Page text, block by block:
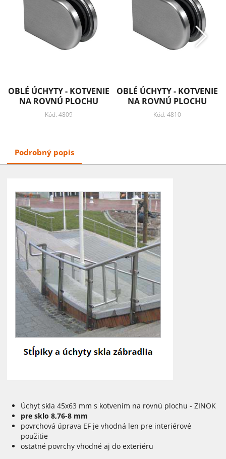
OBLÉ ÚCHYTY - KOTVENIE
NA ROVNÚ PLOCHU
Kód: 4809
OBLÉ ÚCHYTY - KOTVENIE
NA ROVNÚ PLOCHU
Kód: 4810
Podrobný popis
Úchyt skla 45x63 mm s kotvením na rovnú plochu - ZINOK
pre sklo 8,76-8 mm
povrchová úprava EF je vhodná len pre interiérové
použitie
ostatné povrchy vhodné aj do exteriéru